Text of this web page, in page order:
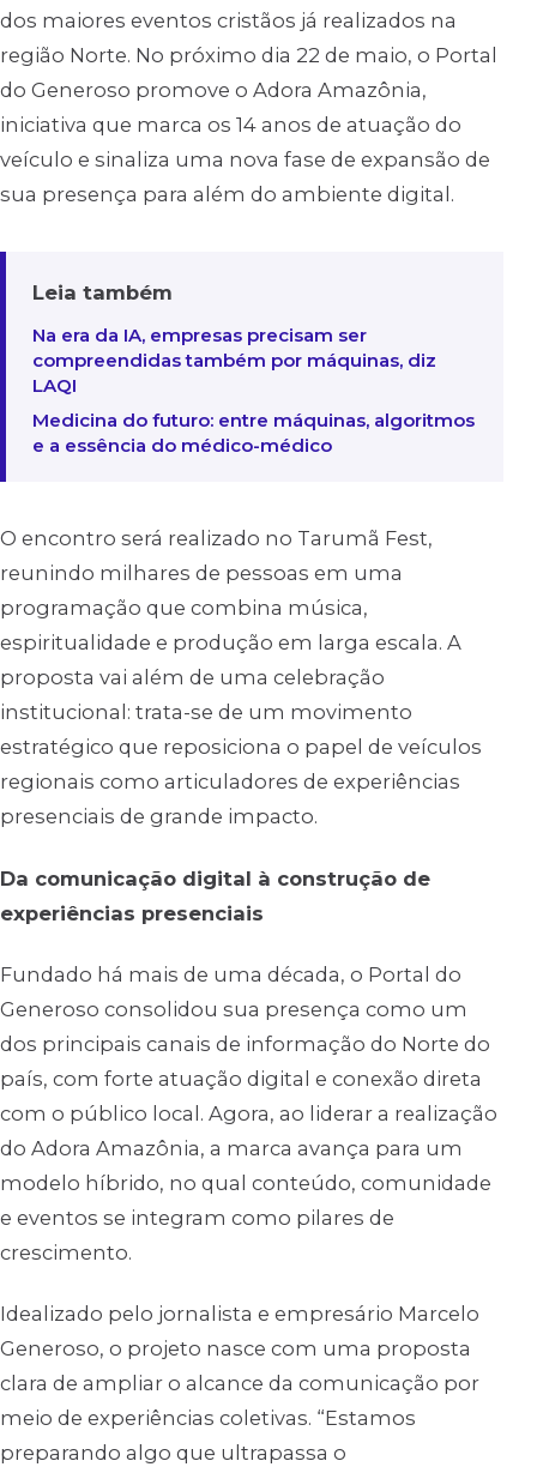
dos maiores eventos cristãos já realizados na
região Norte. No próximo dia 22 de maio, o Portal
do Generoso promove o Adora Amazônia,
iniciativa que marca os 14 anos de atuação do
veículo e sinaliza uma nova fase de expansão de
sua presença para além do ambiente digital.
Leia também
Na era da IA, empresas precisam ser
compreendidas também por máquinas, diz
LAQI
Medicina do futuro: entre máquinas, algoritmos
e a essência do médico-médico
O encontro será realizado no Tarumã Fest,
reunindo milhares de pessoas em uma
programação que combina música,
espiritualidade e produção em larga escala. A
proposta vai além de uma celebração
institucional: trata-se de um movimento
estratégico que reposiciona o papel de veículos
regionais como articuladores de experiências
presenciais de grande impacto.
Da comunicação digital à construção de
experiências presenciais
Fundado há mais de uma década, o Portal do
Generoso consolidou sua presença como um
dos principais canais de informação do Norte do
país, com forte atuação digital e conexão direta
com o público local. Agora, ao liderar a realização
do Adora Amazônia, a marca avança para um
modelo híbrido, no qual conteúdo, comunidade
e eventos se integram como pilares de
crescimento.
Idealizado pelo jornalista e empresário Marcelo
Generoso, o projeto nasce com uma proposta
clara de ampliar o alcance da comunicação por
meio de experiências coletivas. “Estamos
preparando algo que ultrapassa o